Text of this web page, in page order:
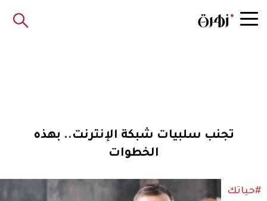
تجنب سلبيات شبكة الإنترنت.. بهذه
الخطوات
#حياتك